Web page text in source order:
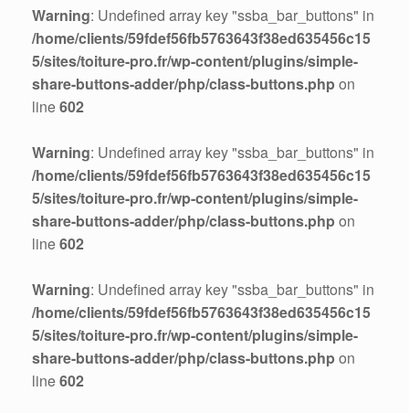
Warning: Undefined array key "ssba_bar_buttons" in
/home/clients/59fdef56fb5763643f38ed635456c15
5/sites/toiture-pro.fr/wp-content/plugins/simple-
share-buttons-adder/php/class-buttons.php on
line602
Warning: Undefined array key "ssba_bar_buttons" in
/home/clients/59fdef56fb5763643f38ed635456c15
5/sites/toiture-pro.fr/wp-content/plugins/simple-
share-buttons-adder/php/class-buttons.php on
line602
Warning: Undefined array key "ssba_bar_buttons" in
/home/clients/59fdef56fb5763643f38ed635456c15
5/sites/toiture-pro.fr/wp-content/plugins/simple-
share-buttons-adder/php/class-buttons.php on
line602